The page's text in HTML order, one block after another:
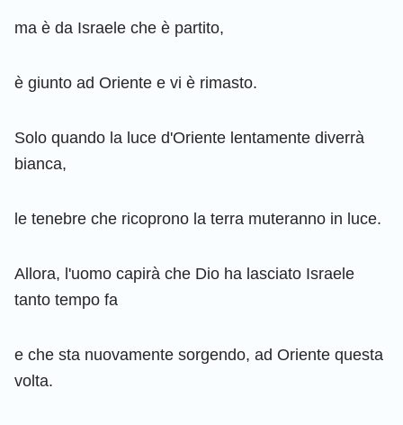
ma è da Israele che è partito,
è giunto ad Oriente e vi è rimasto.
Solo quando la luce d'Oriente lentamente diverrà
bianca,
le tenebre che ricoprono la terra muteranno in luce.
Allora, l'uomo capirà che Dio ha lasciato Israele
tanto tempo fa
e che sta nuovamente sorgendo, ad Oriente questa
volta.